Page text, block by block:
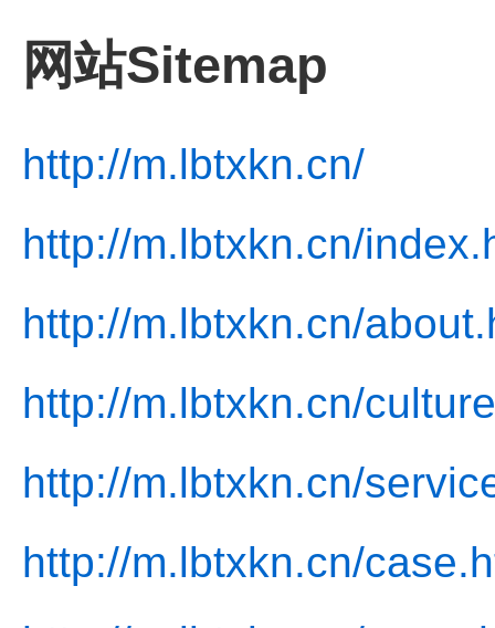
网站Sitemap
http://m.lbtxkn.cn/
http://m.lbtxkn.cn/
http://m.lbtxkn.cn/
http://m.lbtxkn.cn/
http://m.lbtxkn.cn/
http://m.lbtxkn.cn/